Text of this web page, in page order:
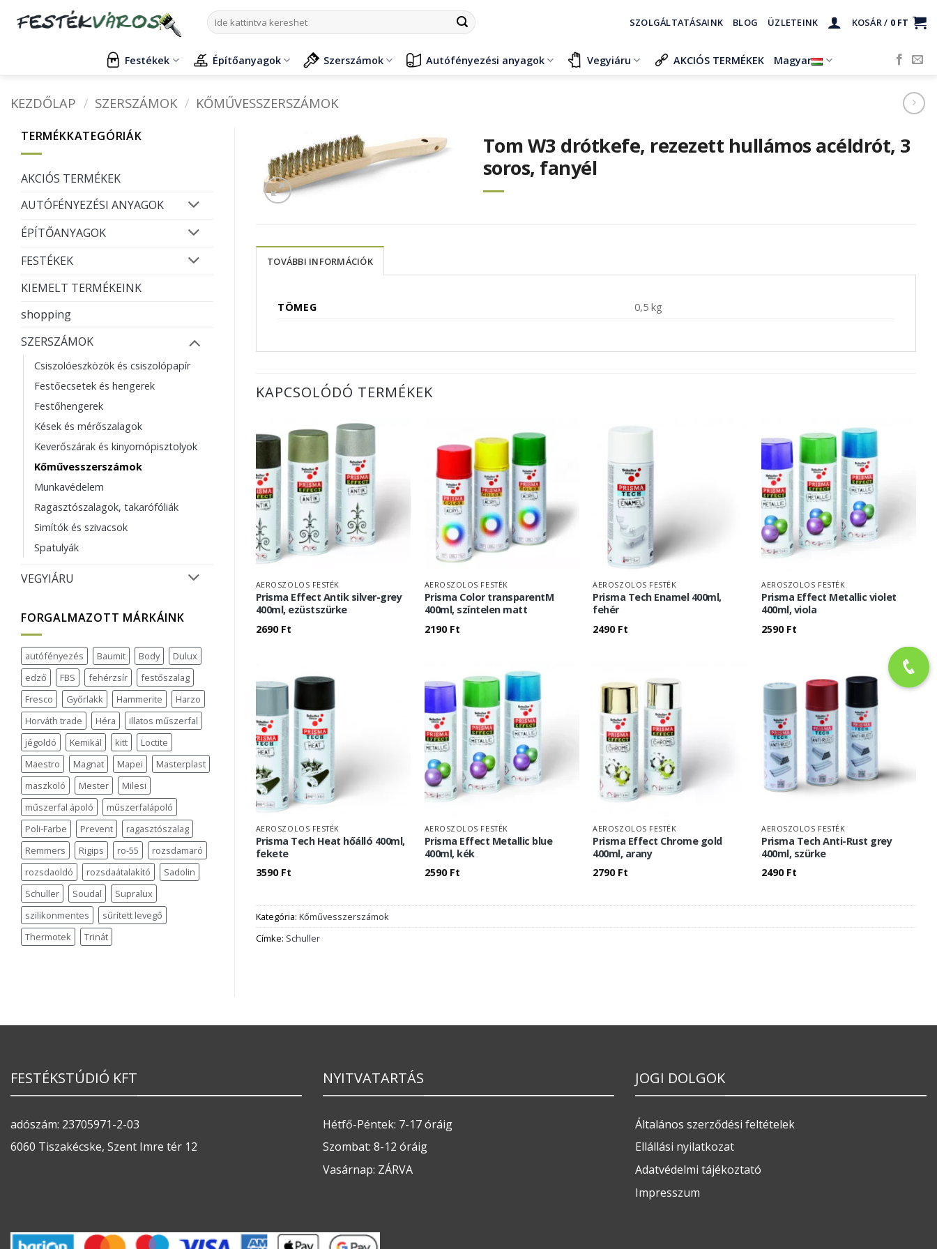
Keresés
a
SZOLGÁLTATÁSAINK BLOG ÜZLETEINK KOSÁR / 0 FT
Festékek Építőanyagok Szerszámok Autófényezési anyagok Vegyiáru AKCIÓS TERMÉKEK Magyar
KEZDŐLAP / SZERSZÁMOK / KŐMŰVESSZERSZÁMOK
TERMÉKKATEGÓRIÁK
AKCIÓS TERMÉKEK
AUTÓFÉNYEZÉSI ANYAGOK
ÉPÍTŐANYAGOK
FESTÉKEK
KIEMELT TERMÉKEINK
shopping
SZERSZÁMOK
Csiszolóeszközök és csiszolópapír
Festőecsetek és hengerek
Festőhengerek
Kések és mérőszalagok
Keverőszárak és kinyomópisztolyok
Kőművesszerszámok
Munkavédelem
Ragasztószalagok, takarófóliák
Simítók és szivacsok
Spatulyák
VEGYIÁRU
FORGALMAZOTT MÁRKÁINK
autófényezés Baumit Body
Dulux
edző
FBS fehérzsír
festőszalag
Fresco
Győrlakk Hammerite
Harzo
Horváth trade
Héra
illatos műszerfal
jégoldó
Kemikál kitt
Loctite
Maestro
Magnat Mapei
Masterplast
maszkoló
Mester
Milesi
műszerfal ápoló
műszerfalápoló
Poli-Farbe
Prevent
ragasztószalag
Remmers
Rigips ro-55
rozsdamaró
rozsdaoldó
rozsdaátalakító
Sadolin
Schuller
Soudal
Supralux
szilikonmentes
sűrített levegő
Thermotek
Trinát
Tom W3 drótkefe, rezezett hullámos acéldrót, 3
soros, fanyél
TOVÁBBI INFORMÁCIÓK
TÖMEG 0,5 kg
KAPCSOLÓDÓ TERMÉKEK
AEROSZOLOS FESTÉK
Prisma Effect Antik silver-grey
400ml, ezüstszürke
2690 Ft
AEROSZOLOS FESTÉK
Prisma Color transparentM
400ml, színtelen matt
2190 Ft
AEROSZOLOS FESTÉK
Prisma Tech Enamel 400ml,
fehér
2490 Ft
AEROSZOLOS FESTÉK
Prisma Effect Metallic violet
400ml, viola
2590 Ft
AEROSZOLOS FESTÉK
Prisma Tech Heat hőálló 400ml,
fekete
3590 Ft
AEROSZOLOS FESTÉK
Prisma Effect Metallic blue
400ml, kék
2590 Ft
AEROSZOLOS FESTÉK
Prisma Effect Chrome gold
400ml, arany
2790 Ft
AEROSZOLOS FESTÉK
Prisma Tech Anti-Rust grey
400ml, szürke
2490 Ft
Kategória: Kőművesszerszámok
Címke: Schuller
FESTÉKSTÚDIÓ KFT
adószám: 23705971-2-03
6060 Tiszakécske, Szent Imre tér 12
NYITVATARTÁS
Hétfő-Péntek: 7-17 óráig
Szombat: 8-12 óráig
Vasárnap: ZÁRVA
JOGI DOLGOK
Általános szerződési feltételek
Ellállási nyilatkozat
Adatvédelmi tájékoztató
Impresszum